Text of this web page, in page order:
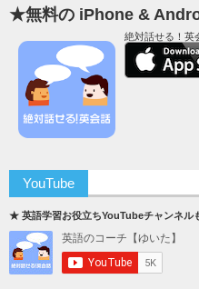
★無料の iPhone &
絶対話せる！英
YouTube
★ 英語学習お役立ちYouTubeチャンネル